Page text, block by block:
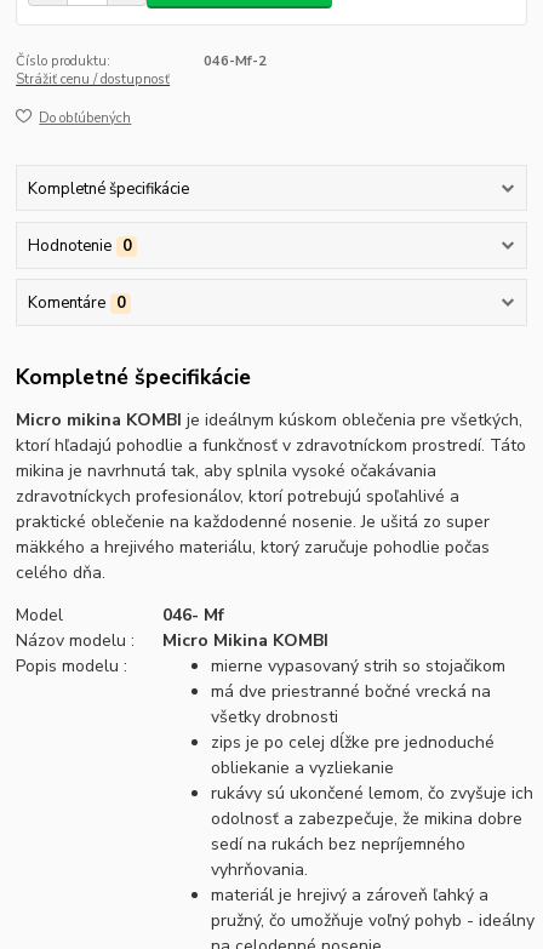
Číslo produktu:
046-Mf-2
Strážiť cenu / dostupnosť
Do obľúbených
Kompletné špecifikácie
Hodnotenie 0
Komentáre 0
Kompletné špecifikácie
Micro mikina KOMBIje ideálnym kúskom oblečenia pre všetkých,
ktorí hľadajú pohodlie a funkčnosť v zdravotníckom prostredí. Táto
mikina je navrhnutá tak, aby splnila vysoké očakávania
zdravotníckych profesionálov, ktorí potrebujú spoľahlivé a
praktické oblečenie na každodenné nosenie. Je ušitá zo super
mäkkého a hrejivého materiálu, ktorý zaručuje pohodlie počas
celého dňa.
Model
046- Mf
Názov modelu :
Micro Mikina KOMBI
Popis modelu :
mierne vypasovaný strih so stojačikom
má dve priestranné bočné vrecká na
všetky drobnosti
zips je po celej dĺžke pre jednoduché
obliekanie a vyzliekanie
rukávy sú ukončené lemom, čo zvyšuje ich
odolnosť a zabezpečuje, že mikina dobre
sedí na rukách bez nepríjemného
vyhrňovania.
materiál je hrejivý a zároveň ľahký a
pružný, čo umožňuje voľný pohyb - ideálny